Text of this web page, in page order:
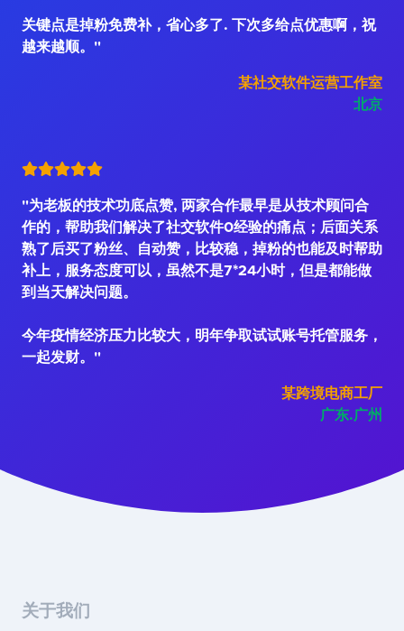
关键点是掉粉免费补，省心多了. 下次多给点优惠啊，祝
越来越顺。"
某社交软件运营工作室
北京
"为老板的技术功底点赞, 两家合作最早是从技术顾问合
作的，帮助我们解决了社交软件0经验的痛点；后面关系
熟了后买了粉丝、自动赞，比较稳，掉粉的也能及时帮助
补上，服务态度可以，虽然不是7*24小时，但是都能做
到当天解决问题。
今年疫情经济压力比较大，明年争取试试账号托管服务，
一起发财。"
某跨境电商工厂
广东.广州
关于我们